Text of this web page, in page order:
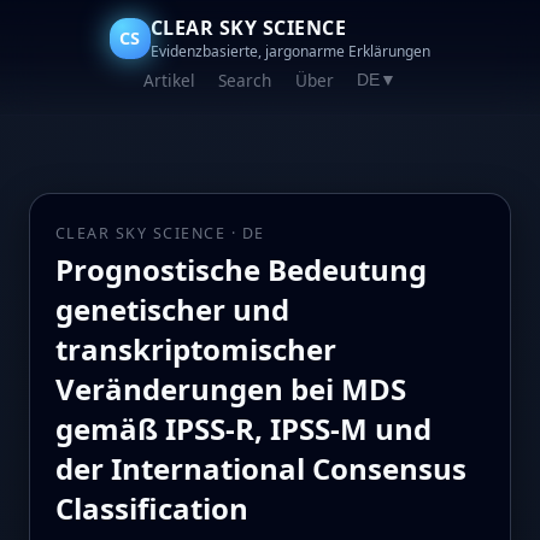
CS CLEAR SKY SCIENCE
Evidenzbasierte, jargonarme Erklärungen
Artikel Search Über DE▼
CLEAR SKY SCIENCE · DE
Prognostische Bedeutung
genetischer und
transkriptomischer
Veränderungen bei MDS
gemäß IPSS-R, IPSS-M und
der International Consensus
Classification